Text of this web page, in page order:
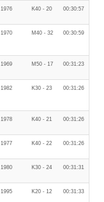
1976 K40 - 20 00:30:57
1970 M40 - 32 00:30:59
1969 M50 - 17 00:31:23
1982 K30 - 23 00:31:26
1978 K40 - 21 00:31:26
1977 K40 - 22 00:31:26
1980 K30 - 24 00:31:31
1995 K20 - 12 00:31:33